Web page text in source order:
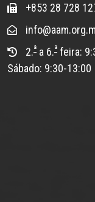
+853 28 728
2.ª a 6.ª feira:
Sábado: 9:30-13:00